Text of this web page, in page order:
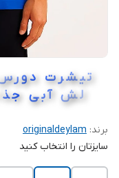
تیشرت دورس
لش آبی
برند: originaldeylam
سایزتان را انتخاب کنید